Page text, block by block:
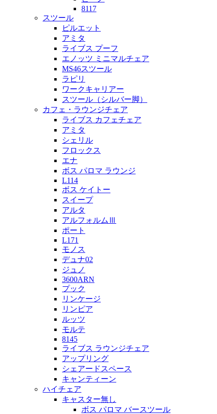
8117
スツール
ピルエット
アミタ
ライブス プーフ
エノッツ ミニマルチェア
MS46スツール
ラピリ
ワークキャリアー
スツール（シルバー脚）
カフェ・ラウンジチェア
ライブス カフェチェア
アミタ
シェリル
フロックス
エナ
ボス パロマ ラウンジ
L114
ボス ケイトー
スイープ
アルタ
アルフォルムⅢ
ポート
L171
モノス
デュナ02
ジュノ
3600ARN
プック
リンケージ
リンピア
ルッツ
モルテ
8145
ライブス ラウンジチェア
アップリング
シェアードスペース
キャンティーン
ハイチェア
キャスター無し
ボス パロマ バースツール